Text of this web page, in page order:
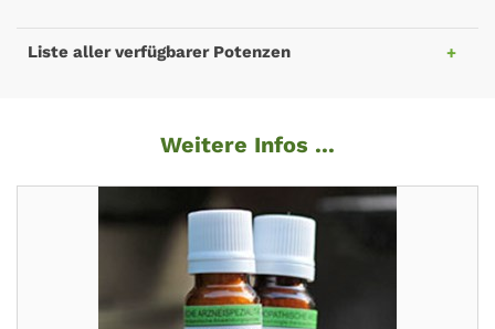
Liste aller verfügbarer Potenzen
Weitere Infos ...